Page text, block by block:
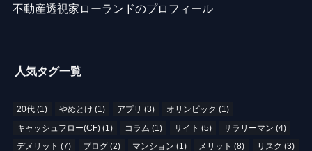
不動産透視家ローランドのプロフィール
人気タグ一覧
20代(1) やめとけ (1) アプリ (3) オリンピック (1)
キャッシュフロー(CF)(1) コラム (1) サイト (5) サラリーマン (4)
デメリット (7) ブログ (2) マンション (1) メリット (8) リスク (3)